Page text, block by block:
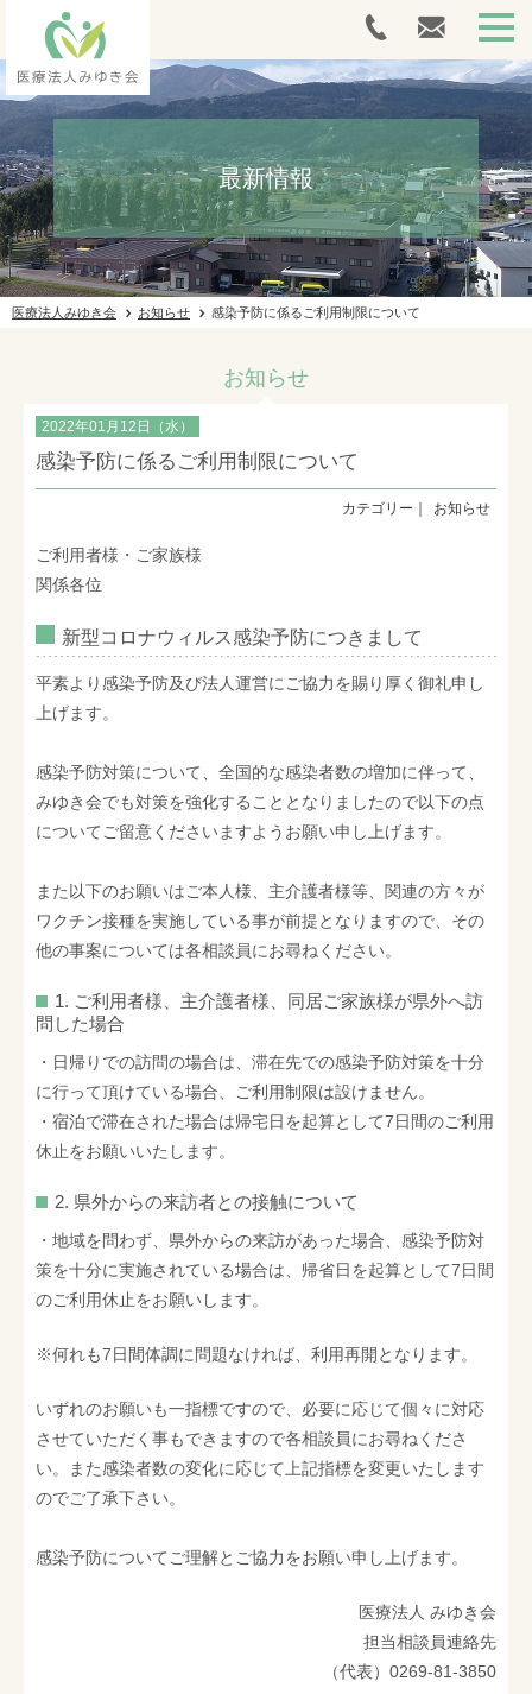
HOME
外来案内
人間ドック・健康診断
介護サービス
法人案内
最新情報
医療法人みゆき会 お知らせ 感染予防に係るご利用制限について
お知らせ
2022年01月12日（水）
感染予防に係るご利用制限について
お知らせ
ご利用者様・ご家族様
関係各位
新型コロナウィルス感染予防につきまして
平素より感染予防及び法人運営にご協力を賜り厚く御礼申し
上げます。
感染予防対策について、全国的な感染者数の増加に伴って、
みゆき会でも対策を強化することとなりましたので以下の点
についてご留意くださいますようお願い申し上げます。
また以下のお願いはご本人様、主介護者様等、関連の方々が
ワクチン接種を実施している事が前提となりますので、その
他の事案については各相談員にお尋ねください。
1. ご利用者様、主介護者様、同居ご家族様が県外へ訪
問した場合
・日帰りでの訪問の場合は、滞在先での感染予防対策を十分
に行って頂けている場合、ご利用制限は設けません。
・宿泊で滞在された場合は帰宅日を起算として7日間のご利用
休止をお願いいたします。
2. 県外からの来訪者との接触について
・地域を問わず、県外からの来訪があった場合、感染予防対
策を十分に実施されている場合は、帰省日を起算として7日間
のご利用休止をお願いします。
※何れも7日間体調に問題なければ、利用再開となります。
いずれのお願いも一指標ですので、必要に応じて個々に対応
させていただく事もできますので各相談員にお尋ねくださ
い。また感染者数の変化に応じて上記指標を変更いたします
のでご了承下さい。
感染予防についてご理解とご協力をお願い申し上げます。
医療法人 みゆき会
担当相談員連絡先
（代表）0269-81-3850